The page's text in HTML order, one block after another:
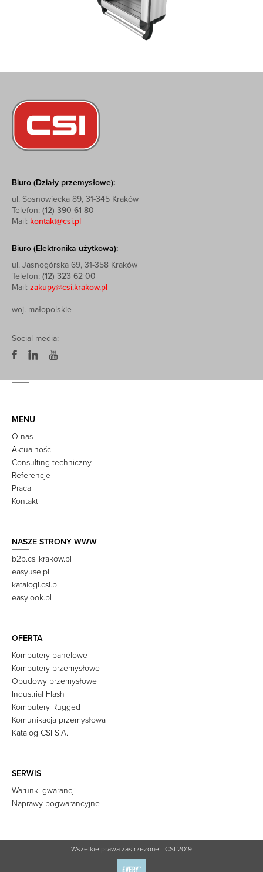
Biuro (Działy przemysłowe):
ul. Sosnowiecka 89, 31-345 Kraków
Telefon: (12) 390 61 80
Mail: kontakt@csi.pl
Biuro (Elektronika użytkowa):
ul. Jasnogórska 69, 31-358 Kraków
Telefon: (12) 323 62 00
Mail: zakupy@csi.krakow.pl
woj. małopolskie
Social media:
MENU
O nas
Aktualności
Consulting techniczny
Referencje
Praca
Kontakt
NASZE STRONY WWW
b2b.csi.krakow.pl
easyuse.pl
katalogi.csi.pl
easylook.pl
OFERTA
Komputery panelowe
Komputery przemysłowe
Obudowy przemysłowe
Industrial Flash
Komputery Rugged
Komunikacja przemysłowa
Katalog CSI S.A.
SERWIS
Warunki gwarancji
Naprawy pogwarancyjne
Wszelkie prawa zastrzeżone - CSI 2019